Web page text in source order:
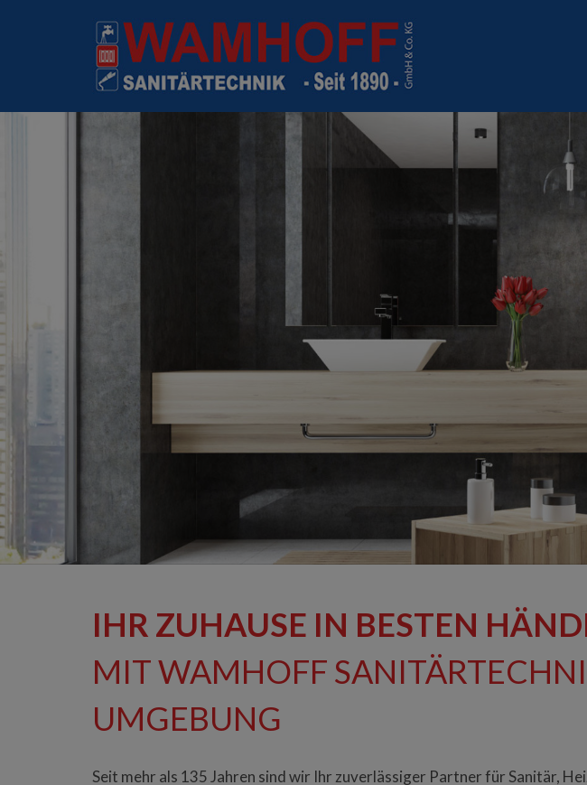
IHR ZUHAUSE IN BESTEN
MIT WAMHOFF
UMGEBUNG
Seit mehr als 135 Jahren sind wir Ihr zuverlässiger Partner für Sanitär,